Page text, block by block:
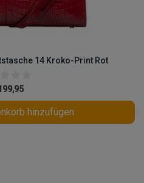
14 Kroko-Print Rot
hinzufügen